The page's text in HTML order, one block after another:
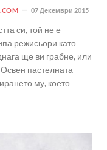
07 Декември 2015
си, той не е
режисьори като
ще ви грабне, или
пастелната
му, което